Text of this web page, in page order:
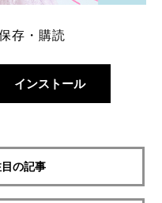
存・購読
インストール
の記事